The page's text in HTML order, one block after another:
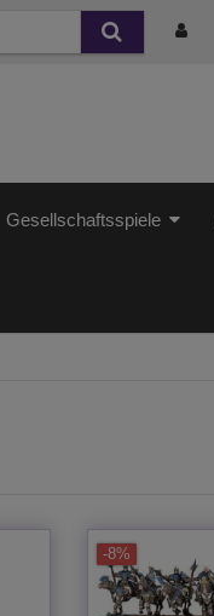
Gesellschaftsspiele
-8%